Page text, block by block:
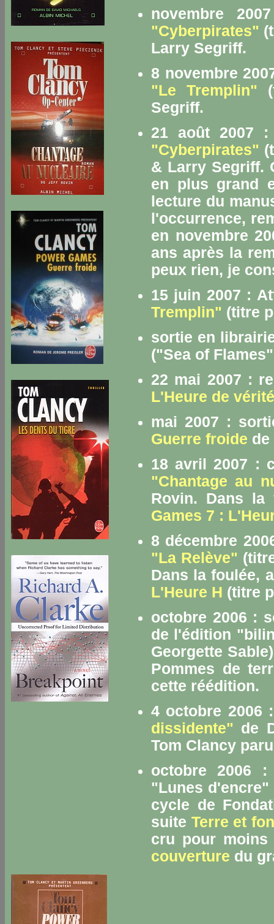
novembre
"Cyberpirates"
Larry Segriff.
8 novembre
"Le Tremplin"
Segriff.
21 août 2007
"Cyberpirates"
& Larry Segriff.
en plus grand
lecture du
l'occurrence,
en novembre
ans après la
peux rien, je
15 juin 2007 :
Tremplin" (titre
sortie en
("Sea of
22 mai 2007 :
L'Heure de vérité
mai 2007 :
Guerre froide de
18 avril 2007 :
"Chantage au
Rovin. Dans
Games 7 :
8 décembre
"La Relève"
Dans la foulée,
L'Heure H (titre
octobre 2006 :
de l'édition
Georgette
Pommes de
cette réédition.
4 octobre 2006
dissidente" de
Tom Clancy
octobre 2006
"Lunes d'encre"
cycle de
suite Terre et
cru pour moins
couverture du